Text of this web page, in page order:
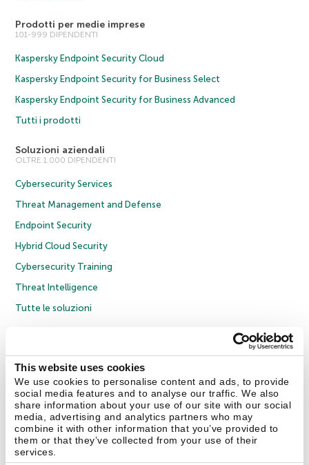
This website uses cookies
We use cookies to personalise content and ads, to provide
social media features and to analyse our traffic. We also
share information about your use of our site with our social
media, advertising and analytics partners who may
combine it with other information that you’ve provided to
them or that they’ve collected from your use of their
services.
Prodotti per medie imprese
101-999 DIPENDENTI
Kaspersky Endpoint Security Cloud
Kaspersky Endpoint Security for Business Select
Kaspersky Endpoint Security for Business Advanced
Tutti i prodotti
Soluzioni aziendali
OLTRE 1.000 DIPENDENTI
Cybersecurity Services
Threat Management and Defense
Endpoint Security
Hybrid Cloud Security
Cybersecurity Training
Threat Intelligence
Tutte le soluzioni
Informativa sulla privacy
Policy anticorruzione
Contratto di licenza B2C
Cookies
Contatti Chi siamo Partner Blog Centro risorse Comunicati stampa
Securelist Eugene Personal Blog Encyclopedia